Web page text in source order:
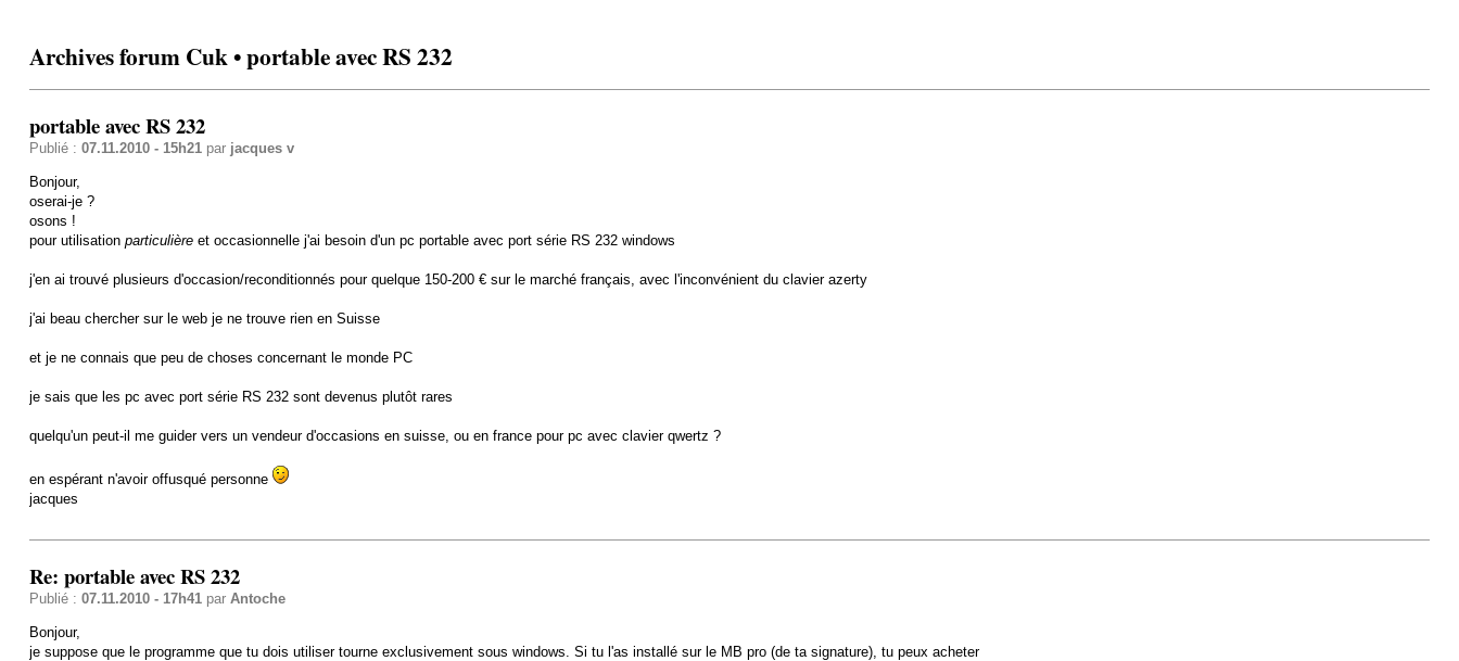
Archives forum Cuk • portable avec RS 232
portable avec RS 232
Publié : 07.11.2010 - 15h21par jacques v
Bonjour,
oserai-je ?
osons !
pour utilisation particulièreet occasionnelle j'ai besoin d'un pc portable avec port série RS 232 windows
j'en ai trouvé plusieurs d'occasion/reconditionnés pour quelque 150-200 € sur le marché français, avec l'inconvénient du clavier azerty
j'ai beau chercher sur le web je ne trouve rien en Suisse
et je ne connais que peu de choses concernant le monde PC
je sais que les pc avec port série RS 232 sont devenus plutôt rares
quelqu'un peut-il me guider vers un vendeur d'occasions en suisse, ou en france pour pc avec clavier qwertz ?
en espérant n'avoir offusqué personne
jacques
Re: portable avec RS 232
Publié : 07.11.2010 - 17h41par Antoche
Bonjour,
je suppose que le programme que tu dois utiliser tourne exclusivement sous windows. Si tu l'as installé sur le MB pro (de ta signature), tu peux acheter